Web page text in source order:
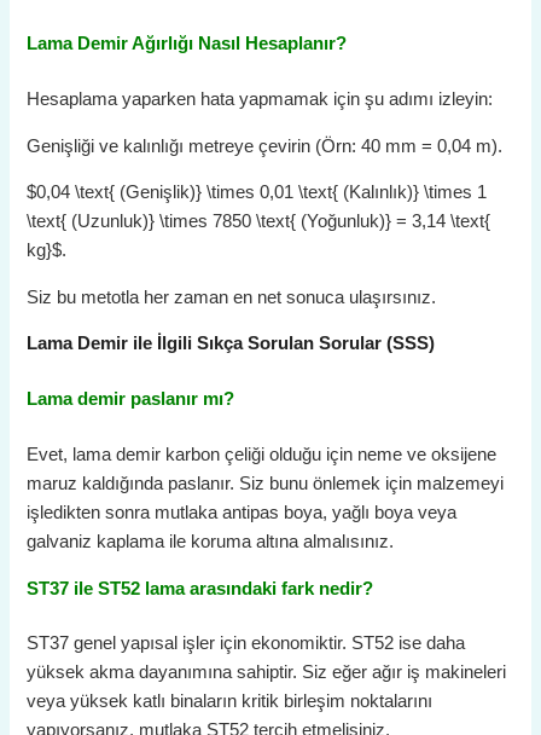
Lama Demir Ağırlığı Nasıl Hesaplanır?
Hesaplama yaparken hata yapmamak için şu adımı izleyin:
Genişliği ve kalınlığı metreye çevirin (Örn: 40 mm = 0,04 m).
$0,04 \text{ (Genişlik)} \times 0,01 \text{ (Kalınlık)} \times 1
\text{ (Uzunluk)} \times 7850 \text{ (Yoğunluk)} = 3,14 \text{
kg}$.
Siz bu metotla her zaman en net sonuca ulaşırsınız.
Lama Demir ile İlgili Sıkça Sorulan Sorular (SSS)
Lama demir paslanır mı?
Evet, lama demir karbon çeliği olduğu için neme ve oksijene
maruz kaldığında paslanır. Siz bunu önlemek için malzemeyi
işledikten sonra mutlaka antipas boya, yağlı boya veya
galvaniz kaplama ile koruma altına almalısınız.
ST37 ile ST52 lama arasındaki fark nedir?
ST37 genel yapısal işler için ekonomiktir. ST52 ise daha
yüksek akma dayanımına sahiptir. Siz eğer ağır iş makineleri
veya yüksek katlı binaların kritik birleşim noktalarını
yapıyorsanız, mutlaka ST52 tercih etmelisiniz.